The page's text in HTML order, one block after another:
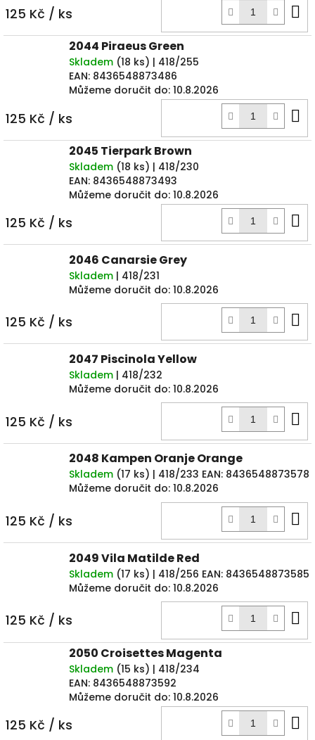
125 Kč / ks
2044 Piraeus Green
Skladem (18 ks) | 418/255
EAN: 8436548873486
Můžeme doručit do: 10.8.2026
125 Kč / ks
2045 Tierpark Brown
Skladem (18 ks) | 418/230
EAN: 8436548873493
Můžeme doručit do: 10.8.2026
125 Kč / ks
2046 Canarsie Grey
Skladem | 418/231
Můžeme doručit do: 10.8.2026
125 Kč / ks
2047 Piscinola Yellow
Skladem | 418/232
Můžeme doručit do: 10.8.2026
125 Kč / ks
2048 Kampen Oranje Orange
Skladem (17 ks) | 418/233 EAN: 8436548873578
Můžeme doručit do: 10.8.2026
125 Kč / ks
2049 Vila Matilde Red
Skladem (17 ks) | 418/256 EAN: 8436548873585
Můžeme doručit do: 10.8.2026
125 Kč / ks
2050 Croisettes Magenta
Skladem (15 ks) | 418/234
EAN: 8436548873592
Můžeme doručit do: 10.8.2026
125 Kč / ks